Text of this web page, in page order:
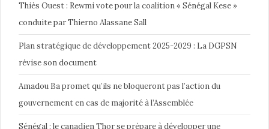
Thiès Ouest : Rewmi vote pour la coalition « Sénégal Kese »
conduite par Thierno Alassane Sall
Plan stratégique de développement 2025-2029 : La DGPSN
révise son document
Amadou Ba promet qu’ils ne bloqueront pas l’action du
gouvernement en cas de majorité à l’Assemblée
Sénégal : le canadien Thor se prépare à développer une